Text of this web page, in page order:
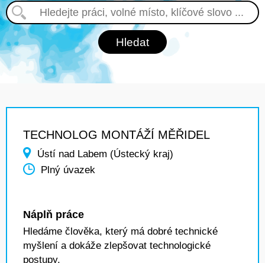
TECHNOLOG MONTÁŽÍ MĚŘIDEL
Ústí nad Labem (Ústecký kraj)
Plný úvazek
Náplň práce
Hledáme člověka, který má dobré technické
myšlení a dokáže zlepšovat technologické
postupy.